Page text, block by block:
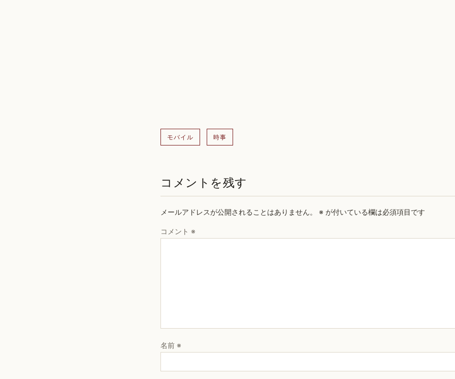
モバイル 時事
コメントを残す
メールアドレスが公開されることはありません。 ※ が付いている欄は必須項目です
コメント ※
名前 ※